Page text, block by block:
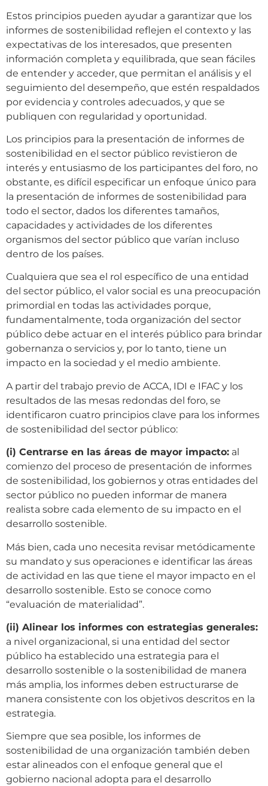
Estos principios pueden ayudar a garantizar que los
informes de sostenibilidad reflejen el contexto y las
expectativas de los interesados, que presenten
información completa y equilibrada, que sean fáciles
de entender y acceder, que permitan el análisis y el
seguimiento del desempeño, que estén respaldados
por evidencia y controles adecuados, y que se
publiquen con regularidad y oportunidad.
Los principios para la presentación de informes de
sostenibilidad en el sector público revistieron de
interés y entusiasmo de los participantes del foro, no
obstante, es difícil especificar un enfoque único para
la presentación de informes de sostenibilidad para
todo el sector, dados los diferentes tamaños,
capacidades y actividades de los diferentes
organismos del sector público que varían incluso
dentro de los países.
Cualquiera que sea el rol específico de una entidad
del sector público, el valor social es una preocupación
primordial en todas las actividades porque,
fundamentalmente, toda organización del sector
público debe actuar en el interés público para brindar
gobernanza o servicios y, por lo tanto, tiene un
impacto en la sociedad y el medio ambiente.
A partir del trabajo previo de ACCA, IDI e IFAC y los
resultados de las mesas redondas del foro, se
identificaron cuatro principios clave para los informes
de sostenibilidad del sector público:
(i) Centrarse en las áreas de mayor impacto: al
comienzo del proceso de presentación de informes
de sostenibilidad, los gobiernos y otras entidades del
sector público no pueden informar de manera
realista sobre cada elemento de su impacto en el
desarrollo sostenible.
Más bien, cada uno necesita revisar metódicamente
su mandato y sus operaciones e identificar las áreas
de actividad en las que tiene el mayor impacto en el
desarrollo sostenible. Esto se conoce como
“evaluación de materialidad”.
(ii) Alinear los informes con estrategias generales:
a nivel organizacional, si una entidad del sector
público ha establecido una estrategia para el
desarrollo sostenible o la sostenibilidad de manera
más amplia, los informes deben estructurarse de
manera consistente con los objetivos descritos en la
estrategia.
Siempre que sea posible, los informes de
sostenibilidad de una organización también deben
estar alineados con el enfoque general que el
gobierno nacional adopta para el desarrollo